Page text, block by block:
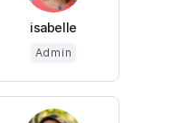
isabelle
Admin